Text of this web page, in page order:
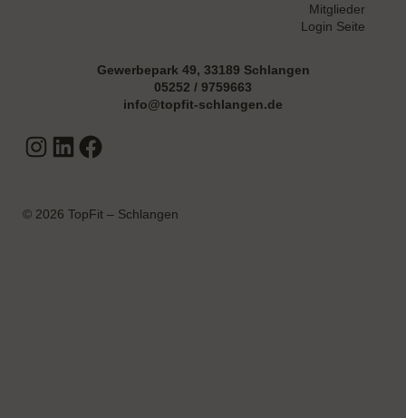
Mitglieder
Login Seite
Gewerbepark 49, 33189 Schlangen
05252 / 9759663
info@topfit-schlangen.de
Instagram
LinkedIn
Facebook
© 2026 TopFit – Schlangen